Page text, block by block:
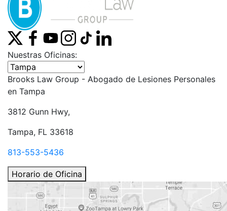
Nuestras Oficinas:
Seleccione una oficina
Brooks Law Group - Abogado de Lesiones Personales
en Tampa
3812 Gunn Hwy,
Tampa, FL 33618
813-553-5436
Horario de Oficina